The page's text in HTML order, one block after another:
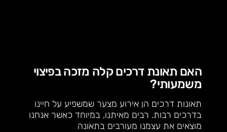
האם תאונת דרכים קלה מזכה בפיצוי
משמעותי?
תאונות דרכים הן אירוע מצער שמשפיע על חיינו
בדרכים רבות. רבים מאיתנו, במיוחד כאשר אנחנו
מוצאים את עצמנו מעורבים בתאונה